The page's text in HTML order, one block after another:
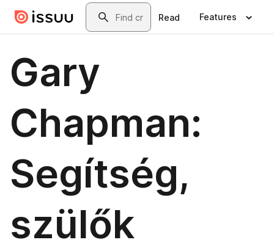
Skip to main contentSearch
Read Features
Gary
Chapman:
Segítség,
szülők